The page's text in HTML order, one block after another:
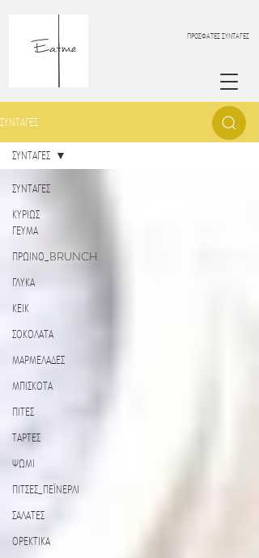
ΠΡΟΣΦΑΤΕΣ ΣΥΝΤΑΓΕΣ
ΣΥΝΤΑΓΕΣ
ΣΥΝΤΑΓΕΣ
ΚΥΡΙΩΣ
ΓΕΥΜΑ
ΠΡΩΙΝΟ_BRUNCH
ΓΛΥΚΑ
ΚΕΙΚ
ΣΟΚΟΛΑΤΑ
ΜΑΡΜΕΛΑΔΕΣ
ΜΠΙΣΚΟΤΑ
ΠΙΤΕΣ
ΤΑΡΤΕΣ
ΨΩΜΙ
ΠΙΤΣΕΣ_ΠΕΪΝΕΡΛΙ
ΣΑΛΑΤΕΣ
ΟΡΕΚΤΙΚΑ
ΣΥΝΤΑΓΕΣ